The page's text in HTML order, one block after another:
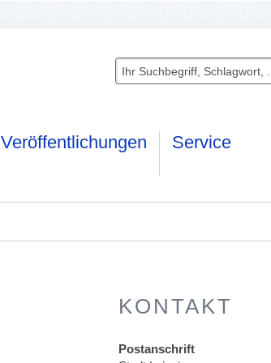
Veröffentlichungen Service
KONTAKT
Postanschrift